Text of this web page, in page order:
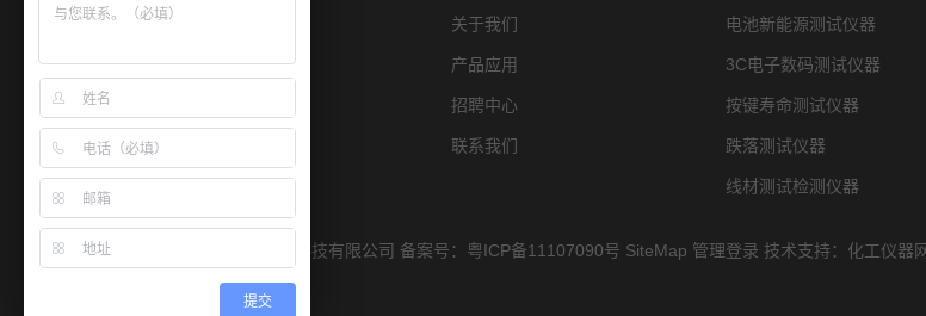
关于我们
产品应用
招聘中心
联系我们
电池新能源测试仪器
3C电子数码测试仪器
按键寿命测试仪器
跌落测试仪器
线材测试检测仪器
Copyright © 2019 深圳市宏康仪器科技有限公司 备案号： 粤ICP备11107090号 SiteMap 管理登录 技术支持： 化工仪器
提交